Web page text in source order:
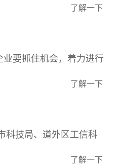
了解一下
要抓住机会，着力进行
了解一下
科技局、道外区工信科
了解一下